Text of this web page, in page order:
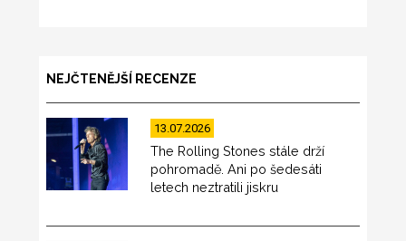
NEJČTENĚJŠÍ RECENZE
13.07.2026
The Rolling Stones stále drží
pohromadě. Ani po šedesáti
letech neztratili jiskru